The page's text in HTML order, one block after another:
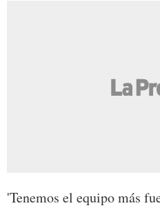
'Tenemos el equipo más